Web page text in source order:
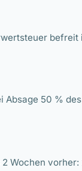
befreit
Absage 50 %
Wochen